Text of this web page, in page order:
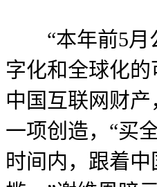
“本年前5月公
字化和全球化
中国互联网财
一项创造，“买
时间内，跟着